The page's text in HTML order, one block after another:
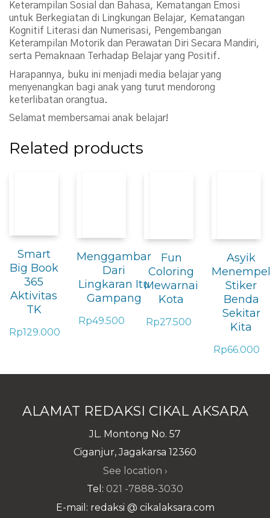
Keterampilan Sosial dan Bahasa, Kematangan Emosi
untuk Berkegiatan di Lingkungan Belajar, Kematangan
Kognitif Literasi dan Numerisasi, Pengembangan
Keterampilan Motorik dan Perawatan Diri Secara Mandiri,
serta Pemaknaan Terhadap Belajar yang Positif.
Harapannya, buku ini menjadi media belajar yang
menyenangkan bagi anak yang turut mendorong
keterlibatan orangtua.
Selamat membersamai anak belajar!
Related products
Smart
Big Book
365
Aktivitas
TK
Rp129.000
Menggambar
Dari
Lingkaran Itu
Gampang
Rp49.500
Fun
Coloring
Mewarnai
Kota
Rp27.500
Asyik
Menempel
Stiker
Benda
Sekitar
Kita
Rp66.000
ALAMAT REDAKSI CIKAL AKSARA
JL. Montong No. 57
Ciganjur, Jagakarsa 12360
See location ›
Tel: 021 -7888-3030
E-mail: redaksi @ cikalaksara.com